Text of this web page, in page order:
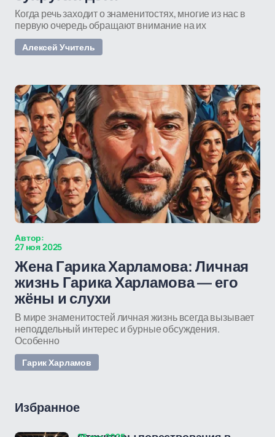
Когда речь заходит о знаменитостях, многие из нас в
первую очередь обращают внимание на их
Алексей Учитель
Автор:
27 ноя 2025
Жена Гарика Харламова: Личная
жизнь Гарика Харламова — его
жёны и слухи
В мире знаменитостей личная жизнь всегда вызывает
неподдельный интерес и бурные обсуждения.
Особенно
Гарик Харламов
Избранное